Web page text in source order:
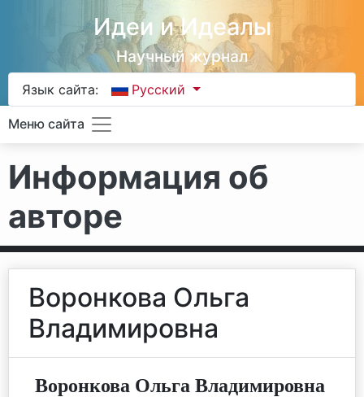
Идеи и Идеалы
Научный журнал
Язык сайта: Русский
Меню сайта
Информация об
авторе
Воронкова Ольга
Владимировна
Воронкова Ольга Владимировна